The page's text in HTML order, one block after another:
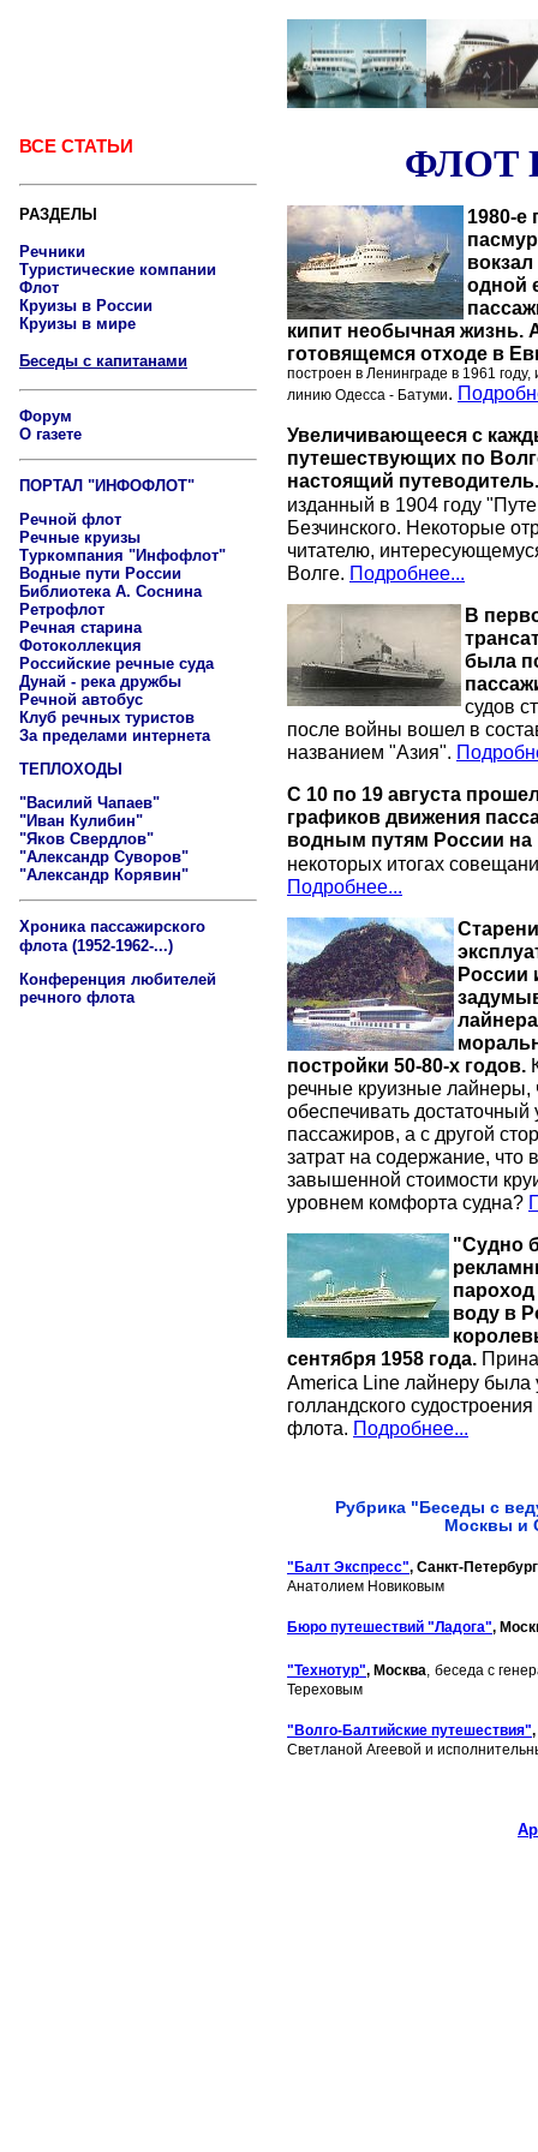
ВСЕ СТАТЬИ
РАЗДЕЛЫ
Речники
Туристические компании
Флот
Круизы в России
Круизы в мире
Беседы с капитанами
Форум
О газете
ПОРТАЛ "ИНФОФЛОТ"
Речной флот
Речные круизы
Туркомпания "Инфофлот"
Водные пути России
Библиотека А. Соснина
Ретрофлот
Речная старина
Фотоколлекция
Российские речные суда
Дунай - река дружбы
Речной автобус
Клуб речных туристов
За пределами интернета
ТЕПЛОХОДЫ
"Василий Чапаев"
"Иван Кулибин"
"Яков Свердлов"
"Александр Суворов"
"Александр Корявин"
Хроника пассажирского
флота (1952-1962-...)
Конференция любителей
речного флота
ФЛОТ
1980-е
одной
кипит необычная жизнь.
готовящемся отходе в
построен в Ленинграде в 1961
линию Одесса - Батуми.
Увеличивающееся с
путешествующих по
настоящий путеводитель.
изданный в 1904 году
Безчинского. Некоторые
читателю,
Волге. Подробнее...
В
была
судов
после войны вошел в
названием "Азия".
С 10 по 19 августа
графиков движения
водным путям России на
некоторых итогах
Подробнее...
С
России
постройки 50-80-х годов.
речные круизные лайнеры,
обеспечивать
пассажиров, а с другой
затрат на содержание, что
завышенной стоимости
уровнем комфорта судна?
"Судно
воду в
сентября 1958 года.
America Line лайнеру была
голландского
флота. Подробнее...
Рубрика "Беседы с
Москвы и
"Балт Экспресс", Санкт-
Анатолием Новиковым
Бюро путешествий "Ладога",
"Технотур", Москва, беседа с
Тереховым
"Волго-Балтийские путешествия"
Светланой Агеевой и